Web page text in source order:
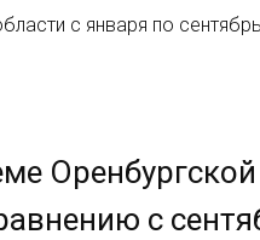
с января по
с